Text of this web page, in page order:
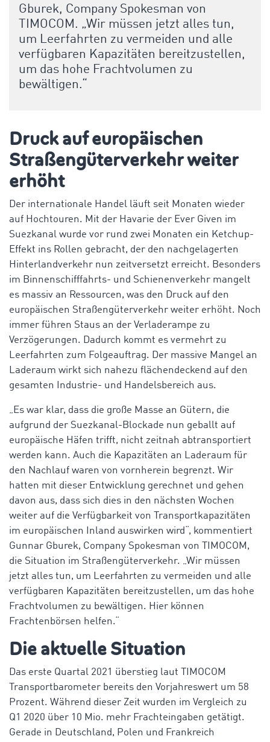
Gburek, Company Spokesman von
TIMOCOM. „Wir müssen jetzt alles tun,
um Leerfahrten zu vermeiden und alle
verfügbaren Kapazitäten bereitzustellen,
um das hohe Frachtvolumen zu
bewältigen.“
Druck auf europäischen
Straßengüterverkehr weiter
erhöht
Der internationale Handel läuft seit Monaten wieder
auf Hochtouren. Mit der Havarie der Ever Given im
Suezkanal wurde vor rund zwei Monaten ein Ketchup-
Effekt ins Rollen gebracht, der den nachgelagerten
Hinterlandverkehr nun zeitversetzt erreicht. Besonders
im Binnenschifffahrts- und Schienenverkehr mangelt
es massiv an Ressourcen, was den Druck auf den
europäischen Straßengüterverkehr weiter erhöht. Noch
immer führen Staus an der Verladerampe zu
Verzögerungen. Dadurch kommt es vermehrt zu
Leerfahrten zum Folgeauftrag. Der massive Mangel an
Laderaum wirkt sich nahezu flächendeckend auf den
gesamten Industrie- und Handelsbereich aus.
„Es war klar, dass die große Masse an Gütern, die
aufgrund der Suezkanal-Blockade nun geballt auf
europäische Häfen trifft, nicht zeitnah abtransportiert
werden kann. Auch die Kapazitäten an Laderaum für
den Nachlauf waren von vornherein begrenzt. Wir
hatten mit dieser Entwicklung gerechnet und gehen
davon aus, dass sich dies in den nächsten Wochen
weiter auf die Verfügbarkeit von Transportkapazitäten
im europäischen Inland auswirken wird“, kommentiert
Gunnar Gburek, Company Spokesman von TIMOCOM,
die Situation im Straßengüterverkehr. „Wir müssen
jetzt alles tun, um Leerfahrten zu vermeiden und alle
verfügbaren Kapazitäten bereitzustellen, um das hohe
Frachtvolumen zu bewältigen. Hier können
Frachtenbörsen helfen.“
Die aktuelle Situation
Das erste Quartal 2021 überstieg laut TIMOCOM
Transportbarometer bereits den Vorjahreswert um 58
Prozent. Während dieser Zeit wurden im Vergleich zu
Q1 2020 über 10 Mio. mehr Frachteingaben getätigt.
Gerade in Deutschland, Polen und Frankreich